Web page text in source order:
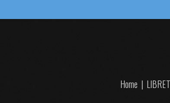
Home |